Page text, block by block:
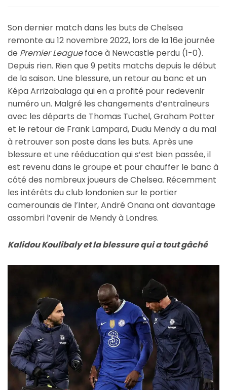
Son dernier match dans les buts de Chelsea
remonte au 12 novembre 2022, lors de la 16e journée
de Premier Leagueface à Newcastle perdu (1-0).
Depuis rien. Rien que 9 petits matchs depuis le début
de la saison. Une blessure, un retour au banc et un
Képa Arrizabalaga qui en a profité pour redevenir
numéro un. Malgré les changements d’entraîneurs
avec les départs de Thomas Tuchel, Graham Potter
et le retour de Frank Lampard, Dudu Mendy a du mal
à retrouver son poste dans les buts. Après une
blessure et une rééducation qui s’est bien passée, il
est revenu dans le groupe et pour chauffer le banc à
côté des nombreux joueurs de Chelsea. Récemment
les intérêts du club londonien sur le portier
camerounais de l’Inter, André Onana ont davantage
assombri l’avenir de Mendy à Londres.
Kalidou Koulibaly et la blessure qui a tout gâché